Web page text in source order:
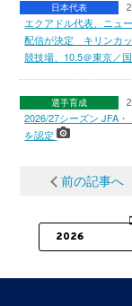
日本代表
エクアドル代表、ニュ
配信が決定 キリンカ
競技場、10.5＠東京／
選手育成
2026/27シーズン JFA・
を認定
前の記事へ